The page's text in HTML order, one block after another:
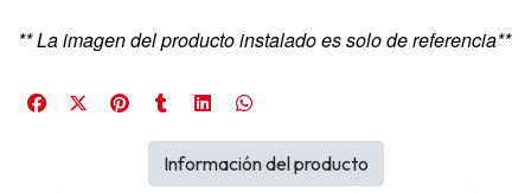
** La imagen del producto instalado es solo de referencia**
Información del producto